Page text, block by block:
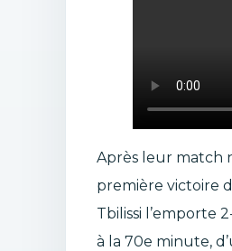
Après leur match
première victoire
Tbilissi l’emporte
à la 70e minute,